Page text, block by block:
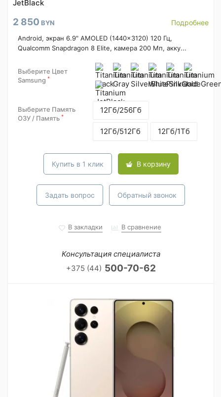
JetBlack
2 850 BYN Подробнее
Android, экран 6.9" AMOLED (1440x3120) 120 Гц,
Qualcomm Snapdragon 8 Elite, камера 200 Мп, акку...
Выберите Цвет
Samsung *
Выберите Память
ОЗУ / Память *
12Гб/256Гб
12Гб/512Гб 12Гб/1Тб
Купить в 1 клик В корзину
Задать вопрос Обратный звонок
В закладки В сравнение
Консультация специалиста
+375 (44) 500-70-62